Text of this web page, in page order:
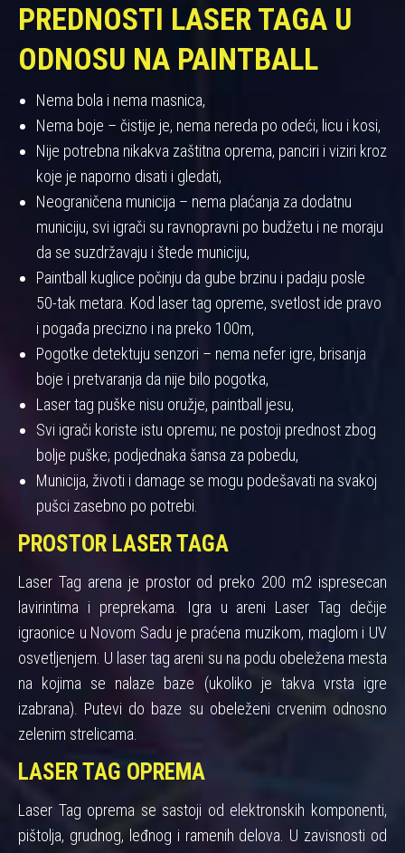
PREDNOSTI LASER TAGA U
ODNOSU NA PAINTBALL
Nema bola i nema masnica,
Nema boje – čistije je, nema nereda po odeći, licu i kosi,
Nije potrebna nikakva zaštitna oprema, panciri i viziri kroz
koje je naporno disati i gledati,
Neograničena municija – nema plaćanja za dodatnu
municiju, svi igrači su ravnopravni po budžetu i ne moraju
da se suzdržavaju i štede municiju,
Paintball kuglice počinju da gube brzinu i padaju posle
50-tak metara. Kod laser tag opreme, svetlost ide pravo
i pogađa precizno i na preko 100m,
Pogotke detektuju senzori – nema nefer igre, brisanja
boje i pretvaranja da nije bilo pogotka,
Laser tag puške nisu oružje, paintball jesu,
Svi igrači koriste istu opremu; ne postoji prednost zbog
bolje puške; podjednaka šansa za pobedu,
Municija, životi i damage se mogu podešavati na svakoj
pušci zasebno po potrebi.
PROSTOR LASER TAGA
Laser Tag arena je prostor od preko 200 m2 ispresecan
lavirintima i preprekama. Igra u areni Laser Tag dečije
igraonice u Novom Sadu je praćena muzikom, maglom i UV
osvetljenjem. U laser tag areni su na podu obeležena mesta
na kojima se nalaze baze (ukoliko je takva vrsta igre
izabrana). Putevi do baze su obeleženi crvenim odnosno
zelenim strelicama.
LASER TAG OPREMA
Laser Tag oprema se sastoji od elektronskih komponenti,
pištolja, grudnog, leđnog i ramenih delova. U zavisnosti od